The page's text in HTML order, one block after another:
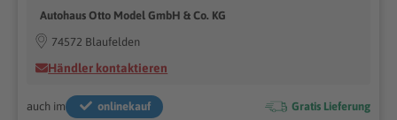
Autohaus Otto Model GmbH & Co. KG
74572 Blaufelden
Händler kontaktieren
auch im onlinekauf Gratis Lieferung